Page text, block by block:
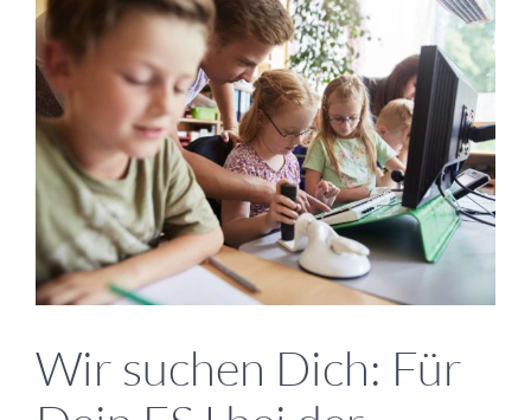
Zeige
grösseres
Bild
Wir suchen Dich: Für